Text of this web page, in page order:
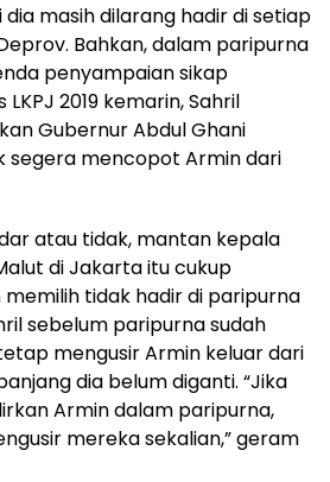
dia masih dilarang hadir di setiap
Bahkan, dalam paripurna
penyampaian sikap
2019 kemarin, Sahril
Gubernur Abdul Ghani
segera mencopot Armin dari
atau tidak, mantan kepala
di Jakarta itu cukup
tidak hadir di paripurna
sebelum paripurna sudah
mengusir Armin keluar dari
dia belum diganti. “Jika
Armin dalam paripurna,
mereka sekalian,” geram